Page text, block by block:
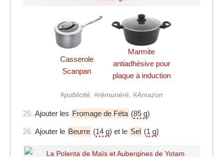
Casserole
Scanpan
Marmite
antiadhésive pour
plaque à induction
#publicité, #rémunéré, #Amazon
25. Ajouter les Fromage de Féta (85 g)
26. Ajouter le Beurre (14 g) et le Sel (1 g)